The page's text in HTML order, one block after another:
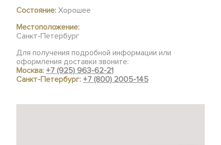
Состояние: Хорошее
Местоположение:
Санкт-Петербург
Для получения подробной информации или
оформления доставки звоните:
Москва:+7 (925) 963-62-21
Санкт-Петербург:+7 (800) 2005-145